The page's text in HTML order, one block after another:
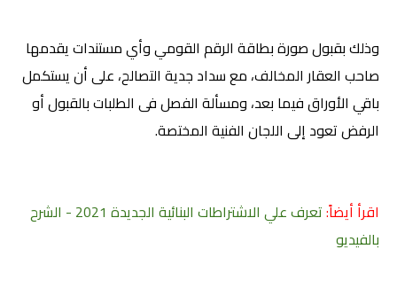
وذلك بقبول صورة بطاقة الرقم القومي وأي مستندات يقدمها
صاحب العقار المخالف، مع سداد جدية التصالح، على أن يستكمل
باقي الأوراق فيما بعد، ومسألة الفصل فى الطلبات بالقبول أو
الرفض تعود إلى اللجان الفنية المختصة.
اقرأ أيضاً:
تعرف علي الاشتراطات البنائية الجديدة 2021 - الشرح
بالفيديو